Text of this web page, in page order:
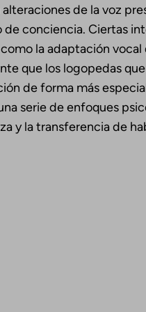
de la voz
conciencia. Ciertas
la adaptación vocal
que los logopedas
de forma más
serie de enfoques
y la transferencia de
de Book